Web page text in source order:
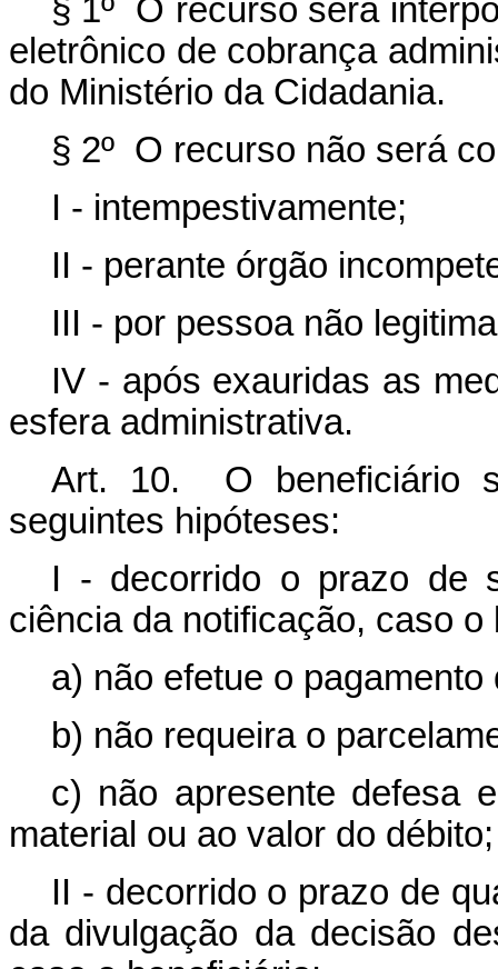
§ 1º O recurso será
eletrônico de cobrança
do Ministério da Cidadania.
§ 2º O recurso não será
I - intempestivamente;
II - perante órgão
III - por pessoa não
IV - após exauridas as
esfera administrativa.
Art. 10. O beneficiário
seguintes hipóteses:
I - decorrido o prazo de
ciência da notificação, caso o
a) não efetue o
b) não requeira o
c) não apresente defesa
material ou ao valor do débito;
II - decorrido o prazo de
da divulgação da decisão